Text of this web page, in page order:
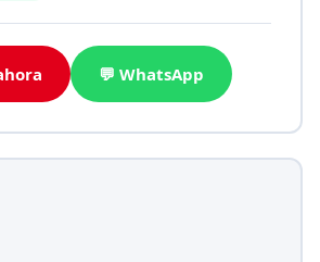
💬 WhatsApp